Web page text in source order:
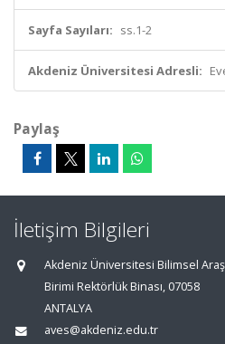
Sayfa Sayıları: ss.1-2
Akdeniz Üniversitesi Adresli:
Paylaş
İletişim Bilgileri
Akdeniz Üniversitesi Bilimsel
Birimi Rektörlük Binası, 07058
ANTALYA
aves@akdeniz.edu.tr